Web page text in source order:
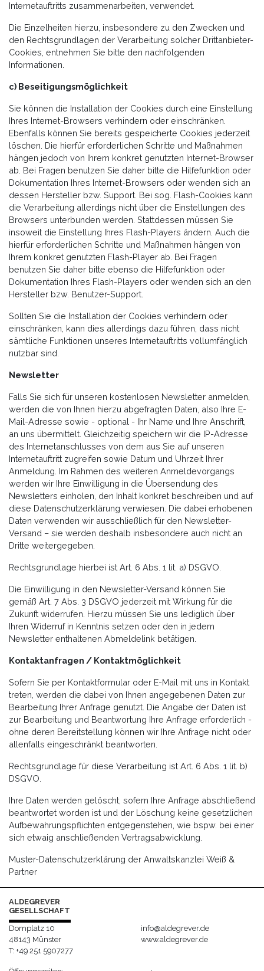
Internetauftritts zusammenarbeiten, verwendet.
Die Einzelheiten hierzu, insbesondere zu den Zwecken und
den Rechtsgrundlagen der Verarbeitung solcher Drittanbieter-
Cookies, entnehmen Sie bitte den nachfolgenden
Informationen.
c) Beseitigungsmöglichkeit
Sie können die Installation der Cookies durch eine Einstellung
Ihres Internet-Browsers verhindern oder einschränken.
Ebenfalls können Sie bereits gespeicherte Cookies jederzeit
löschen. Die hierfür erforderlichen Schritte und Maßnahmen
hängen jedoch von Ihrem konkret genutzten Internet-Browser
ab. Bei Fragen benutzen Sie daher bitte die Hilfefunktion oder
Dokumentation Ihres Internet-Browsers oder wenden sich an
dessen Hersteller bzw. Support. Bei sog. Flash-Cookies kann
die Verarbeitung allerdings nicht über die Einstellungen des
Browsers unterbunden werden. Stattdessen müssen Sie
insoweit die Einstellung Ihres Flash-Players ändern. Auch die
hierfür erforderlichen Schritte und Maßnahmen hängen von
Ihrem konkret genutzten Flash-Player ab. Bei Fragen
benutzen Sie daher bitte ebenso die Hilfefunktion oder
Dokumentation Ihres Flash-Players oder wenden sich an den
Hersteller bzw. Benutzer-Support.
Sollten Sie die Installation der Cookies verhindern oder
einschränken, kann dies allerdings dazu führen, dass nicht
sämtliche Funktionen unseres Internetauftritts vollumfänglich
nutzbar sind.
Newsletter
Falls Sie sich für unseren kostenlosen Newsletter anmelden,
werden die von Ihnen hierzu abgefragten Daten, also Ihre E-
Mail-Adresse sowie - optional - Ihr Name und Ihre Anschrift,
an uns übermittelt. Gleichzeitig speichern wir die IP-Adresse
des Internetanschlusses von dem aus Sie auf unseren
Internetauftritt zugreifen sowie Datum und Uhrzeit Ihrer
Anmeldung. Im Rahmen des weiteren Anmeldevorgangs
werden wir Ihre Einwilligung in die Übersendung des
Newsletters einholen, den Inhalt konkret beschreiben und auf
diese Datenschutzerklärung verwiesen. Die dabei erhobenen
Daten verwenden wir ausschließlich für den Newsletter-
Versand – sie werden deshalb insbesondere auch nicht an
Dritte weitergegeben.
Rechtsgrundlage hierbei ist Art. 6 Abs. 1 lit. a) DSGVO.
Die Einwilligung in den Newsletter-Versand können Sie
gemäß Art. 7 Abs. 3 DSGVO jederzeit mit Wirkung für die
Zukunft widerrufen. Hierzu müssen Sie uns lediglich über
Ihren Widerruf in Kenntnis setzen oder den in jedem
Newsletter enthaltenen Abmeldelink betätigen.
Kontaktanfragen / Kontaktmöglichkeit
Sofern Sie per Kontaktformular oder E-Mail mit uns in Kontakt
treten, werden die dabei von Ihnen angegebenen Daten zur
Bearbeitung Ihrer Anfrage genutzt. Die Angabe der Daten ist
zur Bearbeitung und Beantwortung Ihre Anfrage erforderlich -
ohne deren Bereitstellung können wir Ihre Anfrage nicht oder
allenfalls eingeschränkt beantworten.
Rechtsgrundlage für diese Verarbeitung ist Art. 6 Abs. 1 lit. b)
DSGVO.
Ihre Daten werden gelöscht, sofern Ihre Anfrage abschließend
beantwortet worden ist und der Löschung keine gesetzlichen
Aufbewahrungspflichten entgegenstehen, wie bspw. bei einer
sich etwaig anschließenden Vertragsabwicklung.
Muster-Datenschutzerklärung der Anwaltskanzlei Weiß &
Partner
ALDEGREVER
GESELLSCHAFT
Domplatz 10
48143 Münster
T: +49 251 5907277
info@aldegrever.de
www.aldegrever.de